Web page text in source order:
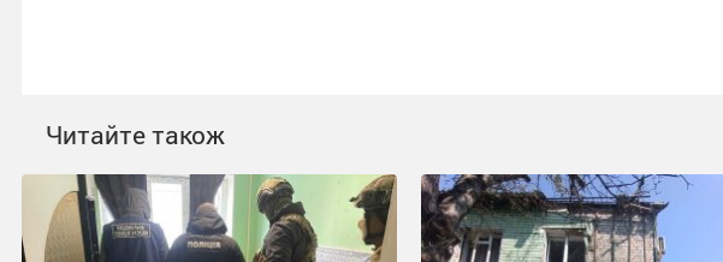
Читайте також